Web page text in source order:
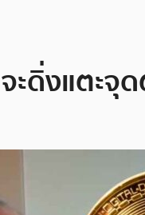
ดิ่งแตะจุ